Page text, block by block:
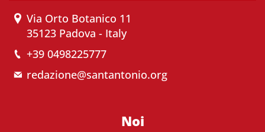
Via Orto Botanico 11
35123 Padova - Italy
+39 0498225777
redazione@santantonio.org
Noi